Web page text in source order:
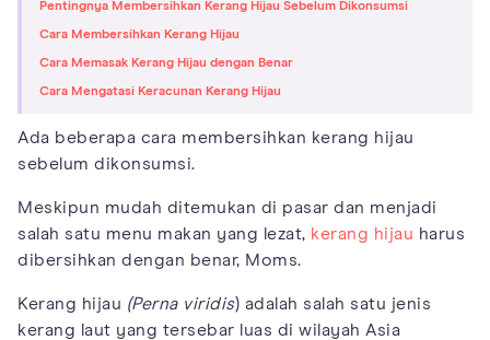
Pentingnya Membersihkan Kerang Hijau Sebelum Dikonsumsi
Cara Membersihkan Kerang Hijau
Cara Memasak Kerang Hijau dengan Benar
Cara Mengatasi Keracunan Kerang Hijau
Ada beberapa cara membersihkan kerang hijau
sebelum dikonsumsi.
Meskipun mudah ditemukan di pasar dan menjadi
salah satu menu makan yang lezat, kerang hijau harus
dibersihkan dengan benar, Moms.
Kerang hijau (Perna viridis) adalah salah satu jenis
kerang laut yang tersebar luas di wilayah Asia